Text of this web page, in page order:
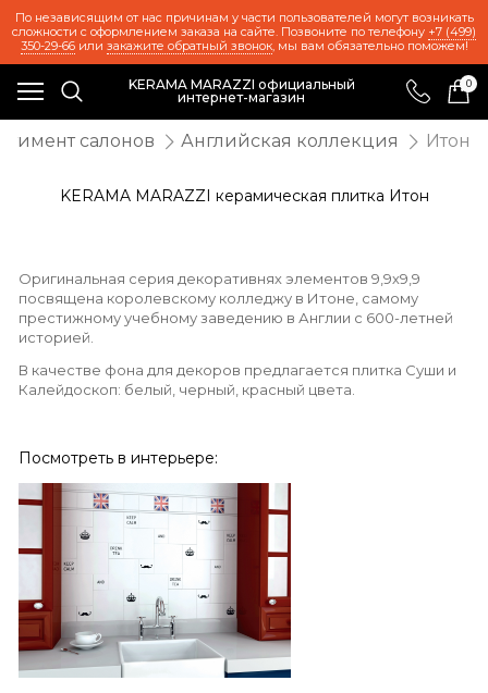
По независящим от нас причинам у части пользователей могут возникать
сложности с оформлением заказа на сайте. Позвоните по телефону +7 (499)
350-29-66или закажите обратный звонок, мы вам обязательно поможем!
KERAMA MARAZZI официальный
интернет-магазин
0
салонов Английская коллекция Итон
KERAMA MARAZZI керамическая плитка Итон
Оригинальная серия декоративнях элементов 9,9х9,9
посвящена королевскому колледжу в Итоне, самому
престижному учебному заведению в Англии с 600-летней
историей.
В качестве фона для декоров предлагается плитка Суши и
Калейдоскоп: белый, черный, красный цвета.
Посмотреть в интерьере: